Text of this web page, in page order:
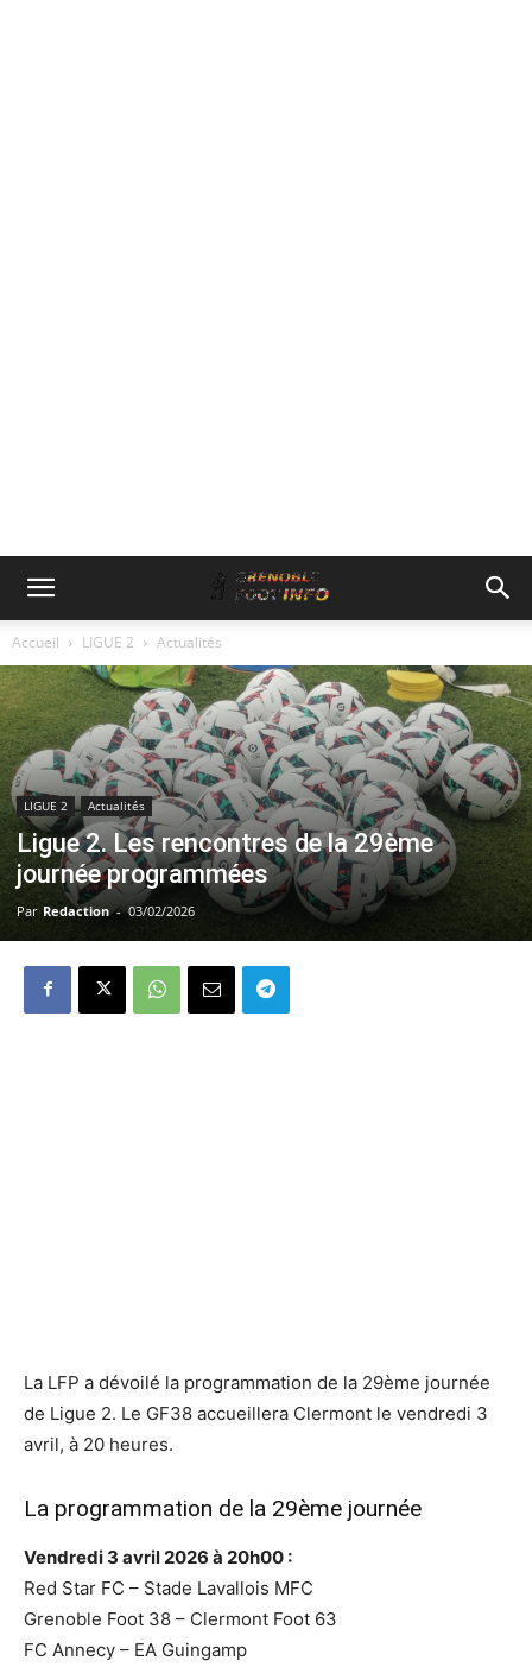
Accueil LIGUE 2 Actualités
LIGUE 2 Actualités
Ligue 2. Les rencontres de la 29ème
journée programmées
Par Redaction - 03/02/2026
La LFP a dévoilé la programmation de la 29ème journée
de Ligue 2. Le GF38 accueillera Clermont le vendredi 3
avril, à 20 heures.
La programmation de la 29ème journée
Vendredi 3 avril 2026 à 20h00 :
Red Star FC – Stade Lavallois MFC
Grenoble Foot 38 – Clermont Foot 63
FC Annecy – EA Guingamp